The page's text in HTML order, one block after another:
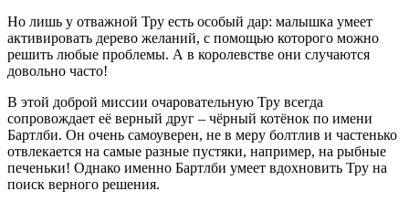
Но лишь у отважной Тру есть особый дар: малышка умеет
активировать дерево желаний, с помощью которого можно
решить любые проблемы. А в королевстве они случаются
довольно часто!
В этой доброй миссии очаровательную Тру всегда
сопровождает её верный друг – чёрный котёнок по имени
Бартлби. Он очень самоуверен, не в меру болтлив и частенько
отвлекается на самые разные пустяки, например, на рыбные
печеньки! Однако именно Бартлби умеет вдохновить Тру на
поиск верного решения.